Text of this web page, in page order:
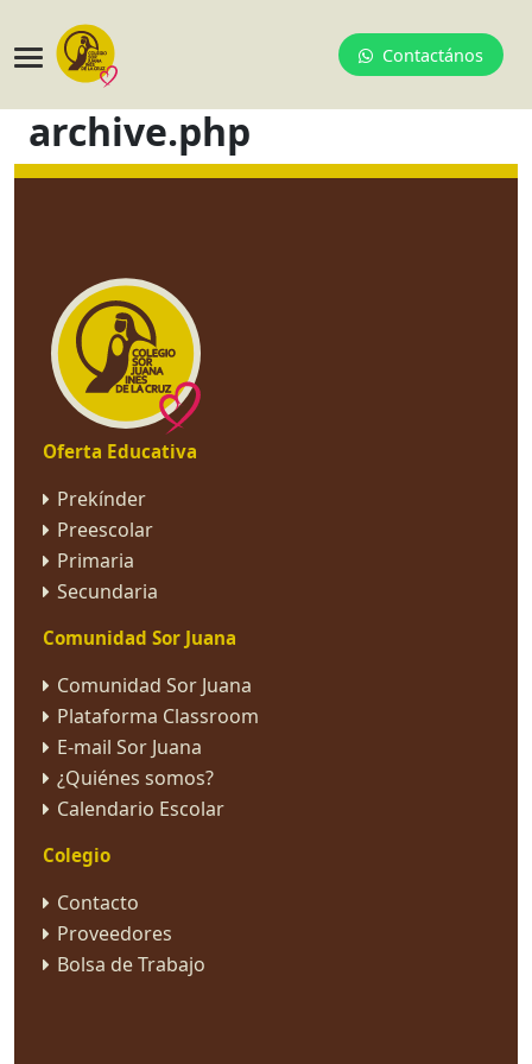
Contactános
archive.php
Oferta Educativa
Prekínder
Preescolar
Primaria
Secundaria
Comunidad Sor Juana
Comunidad Sor Juana
Plataforma Classroom
E-mail Sor Juana
¿Quiénes somos?
Calendario Escolar
Colegio
Contacto
Proveedores
Bolsa de Trabajo